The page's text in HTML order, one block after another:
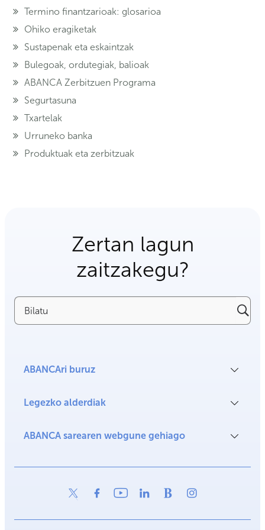
Termino finantzarioak: glosarioa
Ohiko eragiketak
Sustapenak eta eskaintzak
Bulegoak, ordutegiak, balioak
ABANCA Zerbitzuen Programa
Segurtasuna
Txartelak
Urruneko banka
Produktuak eta zerbitzuak
Zertan lagun
zaitzakegu?
Bilatu
ABANCAri buruz
Legezko alderdiak
ABANCA sarearen webgune gehiago